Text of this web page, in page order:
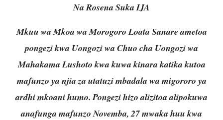
Na Rosena Suka IJA
Mkuu wa Mkoa wa Morogoro Loata Sanare ametoa
pongezi kwa Uongozi wa Chuo cha Uongozi wa
Mahakama Lushoto kwa kuwa kinara katika kutoa
mafunzo ya njia za utatuzi mbadala wa migororo ya
ardhi mkoani humo. Pongezi hizo alizitoa alipokuwa
anafunga mafunzo Novemba, 27 mwaka huu kwa